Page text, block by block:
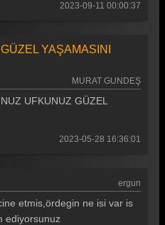
2023-09-11 00:00:37
YAŞAMASINI
MURAT GUNDEŞ
UFKUNUZ GÜZEL
2023-05-28 16:36:01
ergun
etmis,ördegin ne isi var is
ediyorsunuz